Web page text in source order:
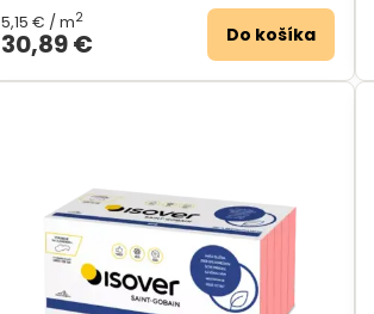
30,89 €
5,15 € / m2
Do košíka